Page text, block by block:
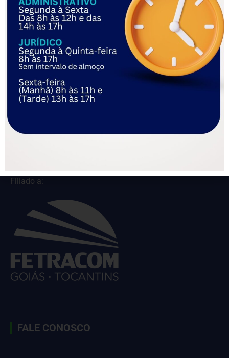
formalizado com a Caixa, para que os sindicatos
interessados possam procurar suas respectivas agências
bancárias e realizar a adesão.
Mais uma vez, a Federação reafirma seu compromisso com
a defesa dos interesses de suas entidades filiadas e com a
busca permanente por soluções que garantam economia,
eficiência e sustentabilidade às atividades sindicais.
O post
FETRACOM conquista redução nas tarifas bancárias
de contribuições para seus sindicatos filiados
primeiro em
Filiado a:
FALE CONOSCO